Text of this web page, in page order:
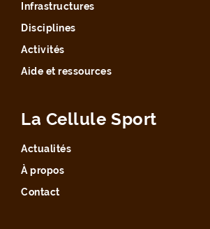
Infrastructures
Disciplines
Activités
Aide et ressources
La Cellule Sport
Actualités
À propos
Contact